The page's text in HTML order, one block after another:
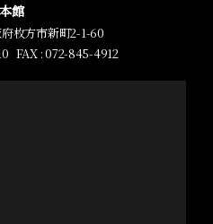
本館
枚方市新町2-1-60
FAX : 072-845-4912